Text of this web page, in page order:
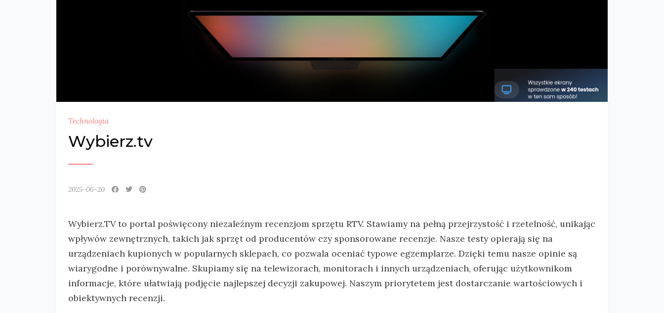
Technologia
Wybierz.tv
2025-06-20
Wybierz.TV to portal poświęcony niezależnym recenzjom sprzętu RTV. Stawiamy na pełną przejrzystość i rzetelność, unikając
wpływów zewnętrznych, takich jak sprzęt od producentów czy sponsorowane recenzje. Nasze testy opierają się na
urządzeniach kupionych w popularnych sklepach, co pozwala oceniać typowe egzemplarze. Dzięki temu nasze opinie są
wiarygodne i porównywalne. Skupiamy się na telewizorach, monitorach i innych urządzeniach, oferując użytkownikom
informacje, które ułatwiają podjęcie najlepszej decyzji zakupowej. Naszym priorytetem jest dostarczanie wartościowych i
obiektywnych recenzji.